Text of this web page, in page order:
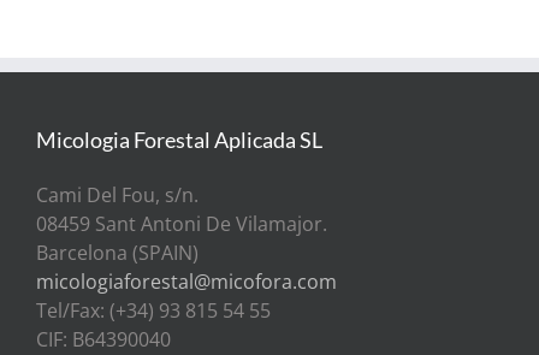
Micologia Forestal Aplicada SL
Cami Del Fou, s/n.
08459 Sant Antoni De Vilamajor.
Barcelona (SPAIN)
micologiaforestal@micofora.com
Tel/Fax: (+34) 93 815 54 55
CIF: B64390040